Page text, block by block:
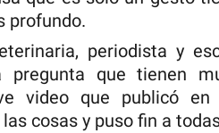
profundo.
periodista y
pregunta que tienen
video que publicó en
cosas y puso fin a